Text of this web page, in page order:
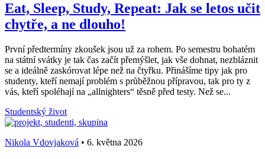
Eat, Sleep, Study, Repeat: Jak se letos učit
chytře, a ne dlouho!
První předtermíny zkoušek jsou už za rohem. Po semestru bohatém
na státní svátky je tak čas začít přemýšlet, jak vše dohnat, nezbláznit
se a ideálně zaskórovat lépe než na čtyřku. Přinášíme tipy jak pro
studenty, kteří nemají problém s průběžnou přípravou, tak pro ty z
vás, kteří spoléhají na „allnighters“ těsně před testy. Než se...
Studentský život
Nikola Vdovjaková • 6. května 2026